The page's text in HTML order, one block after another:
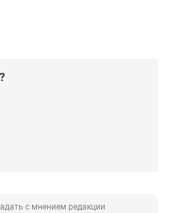
с мнением редакции